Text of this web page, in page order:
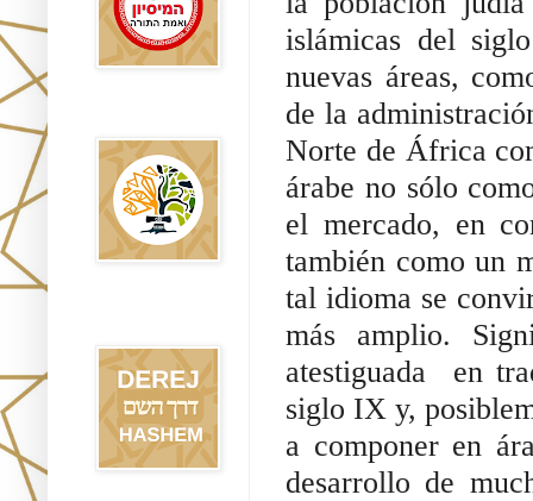
islámicas del
nuevas áreas,
de la
Norte de África
árabe no sólo
el mercado, en
también como un
tal idioma se
más amplio.
atestiguada  en
siglo IX y,
a componer en
desarrollo de